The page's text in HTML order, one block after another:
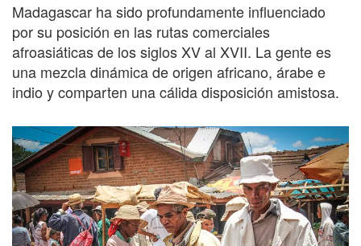
Madagascar ha sido profundamente influenciado
por su posición en las rutas comerciales
afroasiáticas de los siglos XV al XVII. La gente es
una mezcla dinámica de origen africano, árabe e
indio y comparten una cálida disposición amistosa.